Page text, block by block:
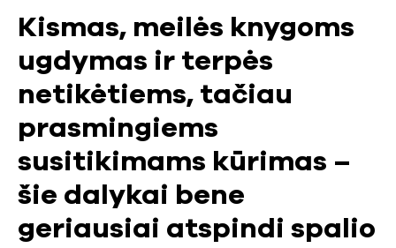
Kismas, meilės knygoms
ugdymas ir terpės
netikėtiems, tačiau
prasmingiems
susitikimams kūrimas –
šie dalykai bene
geriausiai atspindi spalio